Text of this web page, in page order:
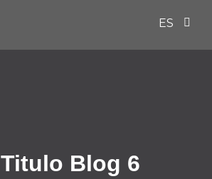
ES
EN
Titulo Blog 6